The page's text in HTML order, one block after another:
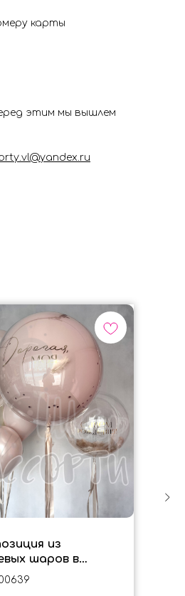
карты
этим мы вышлем
из
шаров в
тонах для